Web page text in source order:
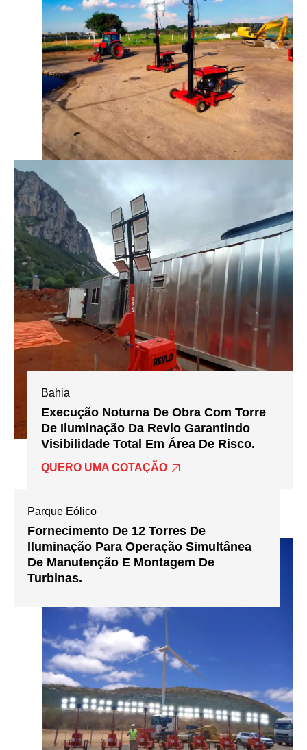
Bahia
Execução Noturna De Obra Com Torre
De Iluminação Da Revlo Garantindo
Visibilidade Total Em Área De Risco.
QUERO UMA COTAÇÃO
Parque Eólico
Fornecimento De 12 Torres De
Iluminação Para Operação Simultânea
De Manutenção E Montagem De
Turbinas.